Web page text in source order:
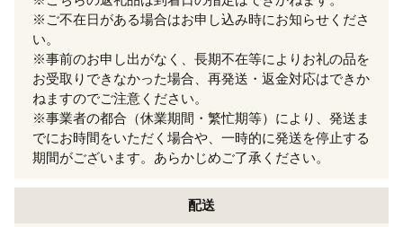
※ご不在日がある場合はお申し込み時にお知らせくださ
い。
※事前のお申し出がなく、長期不在等によりお礼の品を
お受取りできなかった場合、再発送・返金対応はできか
ねますのでご注意ください。
※事業者の都合（休業期間・繁忙期等）により、発送ま
でにお時間をいただく場合や、一時的に発送を停止する
期間がございます。あらかじめご了承ください。
配送